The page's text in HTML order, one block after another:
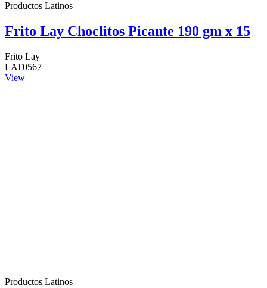
Productos Latinos
Frito Lay Choclitos Picante 190 gm x 15
Frito Lay
LAT0567
View
Productos Latinos